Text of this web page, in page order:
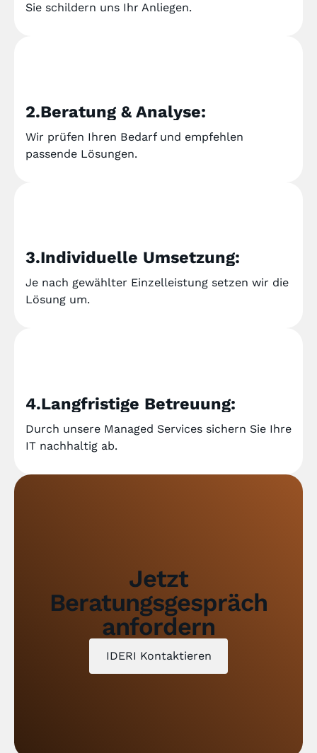
Sie schildern uns Ihr Anliegen.
2.Beratung & Analyse:
Wir prüfen Ihren Bedarf und empfehlen
passende Lösungen.
3.Individuelle Umsetzung:
Je nach gewählter Einzelleistung setzen wir die
Lösung um.
4.Langfristige Betreuung:
Durch unsere Managed Services sichern Sie Ihre
IT nachhaltig ab.
Jetzt
Beratungsgespräch
anfordern
IDERI Kontaktieren